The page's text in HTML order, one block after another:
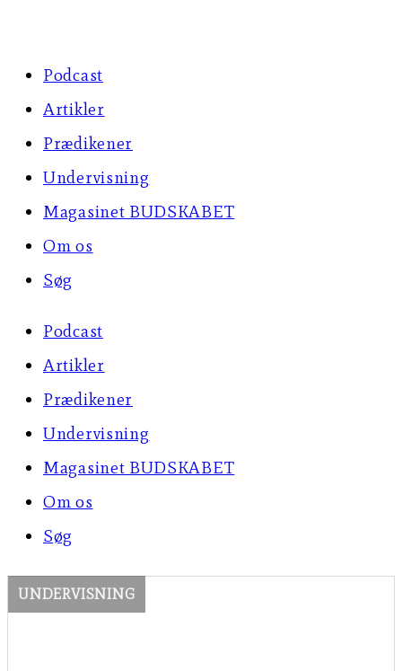
Podcast
Artikler
Prædikener
Undervisning
Magasinet BUDSKABET
Om os
Søg
Podcast
Artikler
Prædikener
Undervisning
Magasinet BUDSKABET
Om os
Søg
UNDERVISNING